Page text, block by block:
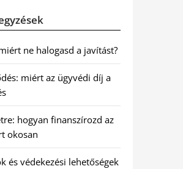
ne halogasd a javítást?
miért az ügyvédi díj a
hogyan finanszírozd az
okosan
és védekezési lehetőségek